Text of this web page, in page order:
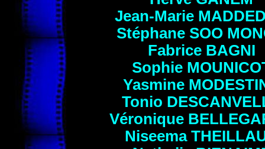
Jean-Marie
Stéphane SOO
Fabrice BAGNI
Sophie
Yasmine
Tonio
Véronique
Niseema